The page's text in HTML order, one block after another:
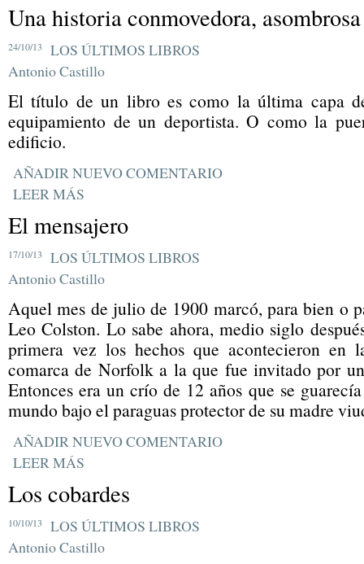
Una historia conmovedora,
24/10/13
LOS ÚLTIMOS LIBROS
Antonio Castillo
El título de un libro es como la última capa
equipamiento de un deportista. O como la
edificio.
AÑADIR NUEVO COMENTARIO
LEER MÁS
El mensajero
17/10/13
LOS ÚLTIMOS LIBROS
Antonio Castillo
Aquel mes de julio de 1900 marcó, para bien o
Leo Colston. Lo sabe ahora, medio siglo
primera vez los hechos que acontecieron en
comarca de Norfolk a la que fue invitado por
Entonces era un crío de 12 años que se
mundo bajo el paraguas protector de su madre
AÑADIR NUEVO COMENTARIO
LEER MÁS
Los cobardes
10/10/13
LOS ÚLTIMOS LIBROS
Antonio Castillo